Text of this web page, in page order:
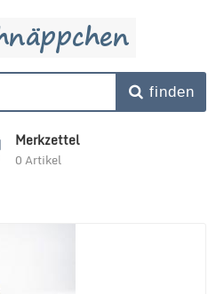
finden
Merkzettel
0Artikel